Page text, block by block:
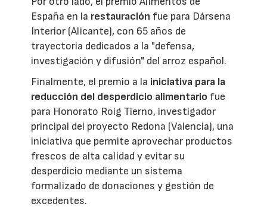
España en la restauración fue para Dársena
Interior (Alicante), con 65 años de
trayectoria dedicados a la "defensa,
investigación y difusión" del arroz español.
Finalmente, el premio a la iniciativa para la
reducción del desperdicio alimentario fue
para Honorato Roig Tierno, investigador
principal del proyecto Redona (Valencia), una
iniciativa que permite aprovechar productos
frescos de alta calidad y evitar su
desperdicio mediante un sistema
formalizado de donaciones y gestión de
excedentes.